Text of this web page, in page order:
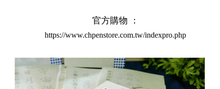
官方購物 ：
https://www.chpenstore.com.tw/indexpro.php